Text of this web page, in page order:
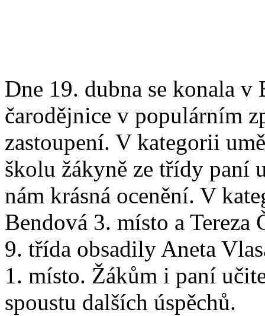
Dne 19. dubna se konala v
čarodějnice v populárním
zastoupení. V kategorii
školu žákyně ze třídy paní
nám krásná ocenění. V
Bendová 3. místo a
9. třída obsadily Aneta
1. místo. Žákům i paní
spoustu dalších úspěchů.